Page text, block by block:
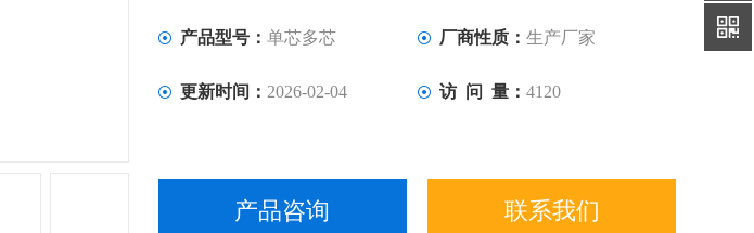
产品型号： 单芯多芯 厂商性质： 生产厂家
更新时间： 2026-02-04 访 问 量： 4120
产品咨询 联系我们